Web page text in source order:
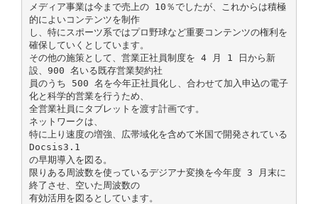
メディア事業は今まで売上の 10％でしたが、これからは積極
的によいコンテンツを制作
し、特にスポーツ系ではプロ野球など重要コンテンツの権利を
確保していくとしています。
その他の施策として、営業正社員制度を 4 月 1 日から新
設、900 名いる既存営業契約社
員のうち 500 名を今年正社員化し、合わせて加入申込の電子
化と科学的営業を行うため、
全営業社員にタブレットを渡す計画です。
ネットワークは、
特に上り速度の増強、広帯域化を含めて米国で開発されている
Docsis3.1
の早期導入を図る。
限りある周波数を使っているデジアナ変換を今年度 3 月末に
終了させ、空いた周波数の
有効活用を図るとしています。